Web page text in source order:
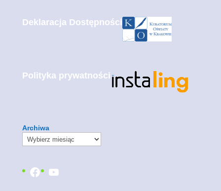
Deklaracja Dostępności
Polityka prywatności
Archiwa
Facebook
YouTube